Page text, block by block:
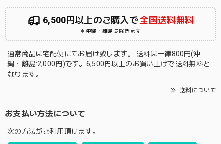
6,500円以上のご購入で全国送料無料
＊沖縄・離島は除きます
通常商品は宅配便にてお届け致します。 送料は一律800円(沖
縄・離島:2,000円)です。6,500円以上のお買い上げで送料無料と
なります。
送料について
お支払い方法について
次の方法がご利用頂けます。